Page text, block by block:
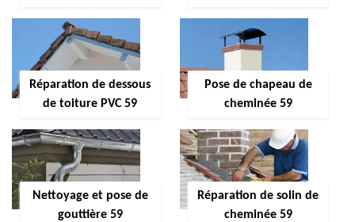
Réparation de dessous
de toiture PVC 59
Pose de chapeau de
cheminée 59
Nettoyage et pose de
gouttière 59
Réparation de solin de
cheminée 59